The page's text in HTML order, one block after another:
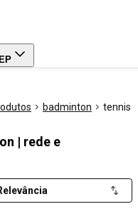
badminton tennis
| rede e